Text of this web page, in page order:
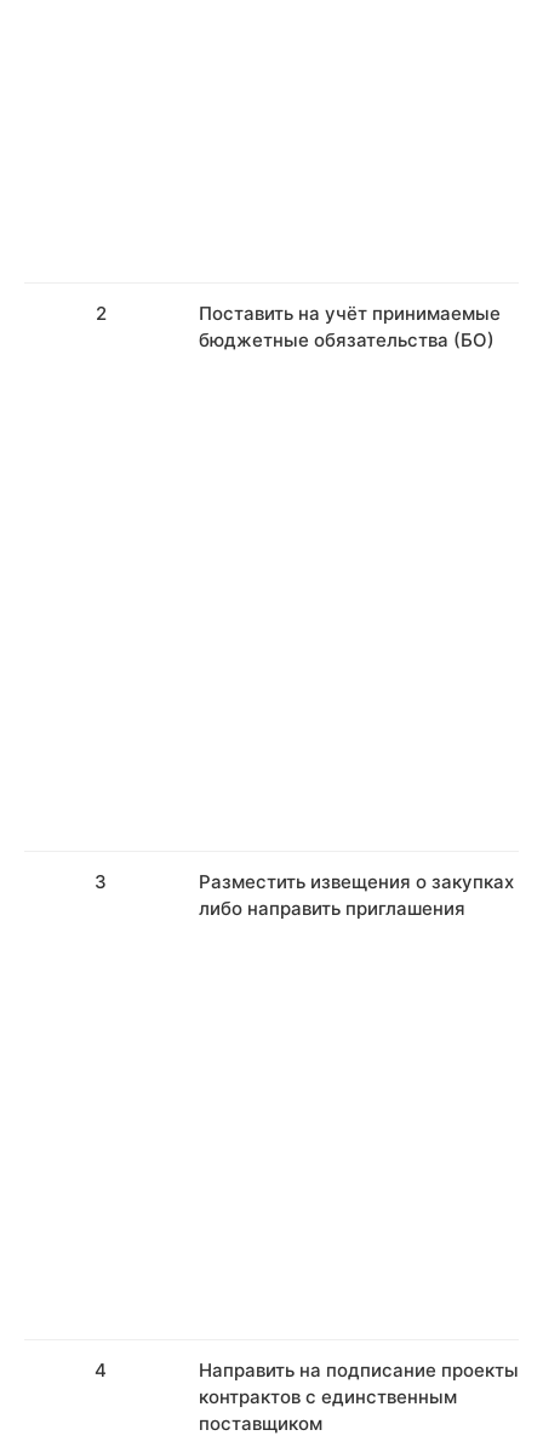
2
Поставить на учёт принимаемые
бюджетные обязательства (БО)
3
Разместить извещения о закупках
либо направить приглашения
4
Направить на подписание проекты
контрактов с единственным
поставщиком